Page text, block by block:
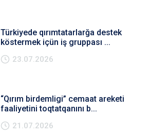
Türkiyede qırımtatarlarğa destek
köstermek içün iş gruppası ...
23.07.2026
“Qırım birdemligi” cemaat areketi
faaliyetini toqtatqanını b...
21.07.2026